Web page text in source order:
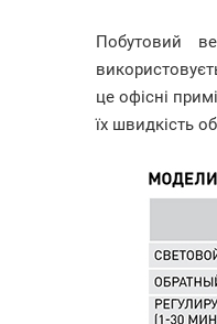
Побутовий
це офісні
їх швидкість